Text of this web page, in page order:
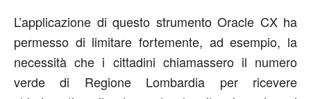
L’applicazione di questo strumento Oracle CX ha
permesso di limitare fortemente, ad esempio, la
necessità che i cittadini chiamassero il numero
verde di Regione Lombardia per ricevere